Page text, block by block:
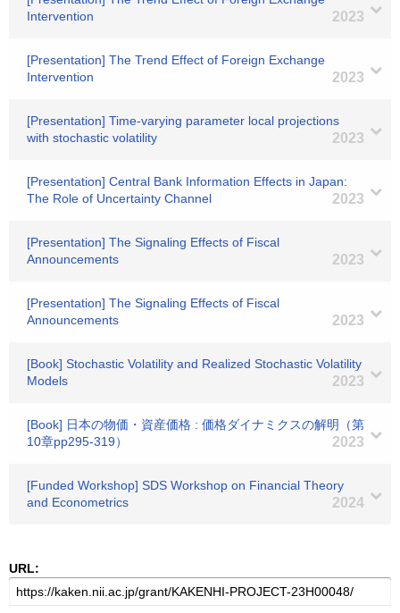
Intervention
2023
[Presentation] The Trend Effect of Foreign Exchange
Intervention
2023
[Presentation] Time-varying parameter local projections
with stochastic volatility
2023
[Presentation] Central Bank Information Effects in Japan:
The Role of Uncertainty Channel
2023
[Presentation] The Signaling Effects of Fiscal
Announcements
2023
[Presentation] The Signaling Effects of Fiscal
Announcements
2023
[Book] Stochastic Volatility and Realized Stochastic Volatility
Models
2023
[Book] 日本の物価・資産価格 : 価格ダイナミクスの解明（第
10章pp295-319）
2023
[Funded Workshop] SDS Workshop on Financial Theory
and Econometrics
2024
URL: